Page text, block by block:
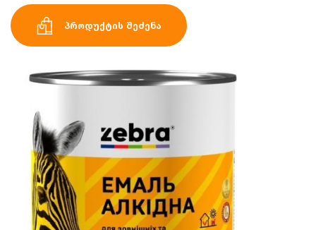
პროდუქტის შეძენა